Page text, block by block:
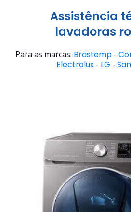
Assistência
lavadoras
Para as marcas: Brastemp -
Electrolux- LG -